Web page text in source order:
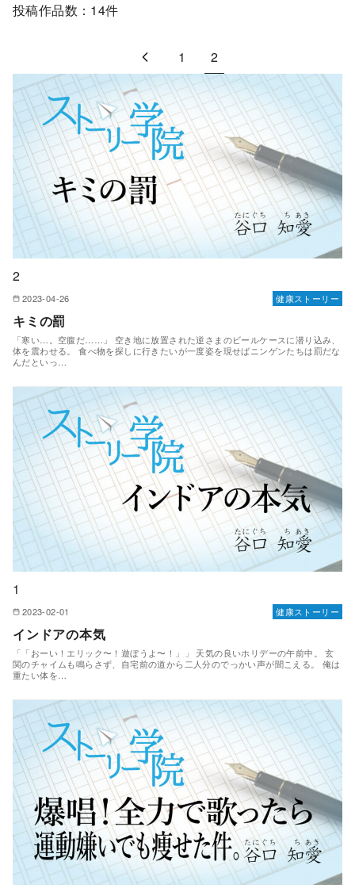
投稿作品数：14件
1 2
2
2023-04-26 健康ストーリー
キミの罰
「寒い…。空腹だ……」 空き地に放置された逆さまのビールケースに潜り込み、
体を震わせる。 食べ物を探しに行きたいが一度姿を現せばニンゲンたちは罰だな
んだといっ…
1
2023-02-01 健康ストーリー
インドアの本気
「「おーい！エリック〜！遊ぼうよ〜！」」 天気の良いホリデーの午前中。 玄
関のチャイムも鳴らさず、自宅前の道から二人分のでっかい声が聞こえる。 俺は
重たい体を…